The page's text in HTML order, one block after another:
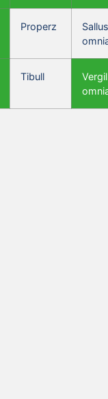
Properz
Tibull
Vergil